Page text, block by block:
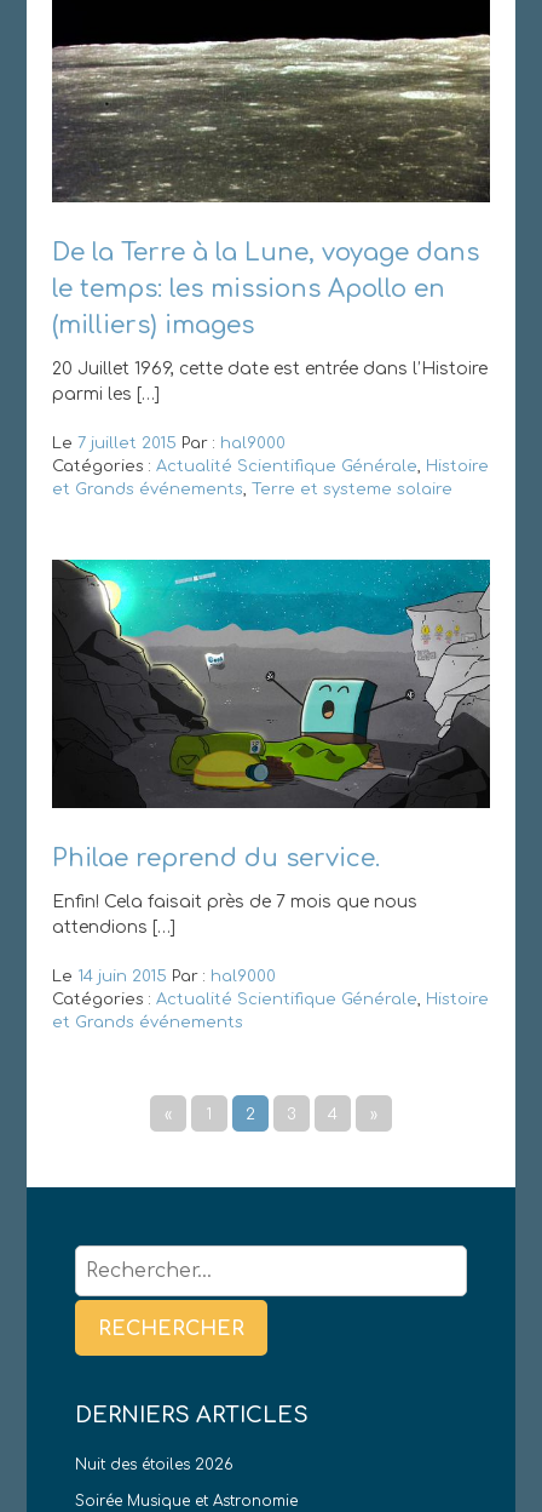
De la Terre à la Lune, voyage dans
le temps: les missions Apollo en
(milliers) images
20 Juillet 1969, cette date est entrée dans l’Histoire
parmi les […]
Le 7 juillet 2015 Par : hal9000
Catégories : Actualité Scientifique Générale, Histoire
et Grands événements, Terre et systeme solaire
Philae reprend du service.
Enfin! Cela faisait près de 7 mois que nous
attendions […]
Le 14 juin 2015 Par : hal9000
Catégories : Actualité Scientifique Générale
Histoire
et Grands événements
« 1 2 3 4 »
Rechercher :
DERNIERS ARTICLES
Nuit des étoiles 2026
Soirée Musique et Astronomie